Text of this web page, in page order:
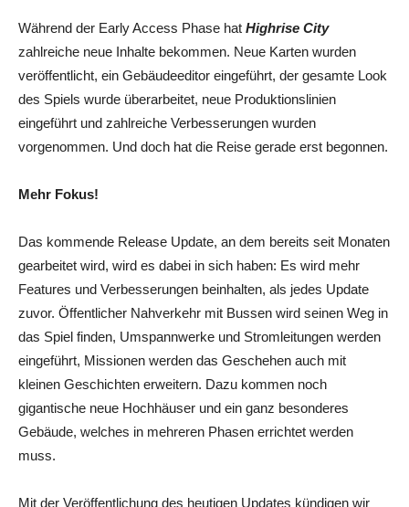
Während der Early Access Phase hat Highrise City
zahlreiche neue Inhalte bekommen. Neue Karten wurden
veröffentlicht, ein Gebäudeeditor eingeführt, der gesamte Look
des Spiels wurde überarbeitet, neue Produktionslinien
eingeführt und zahlreiche Verbesserungen wurden
vorgenommen. Und doch hat die Reise gerade erst begonnen.
Mehr Fokus!
Das kommende Release Update, an dem bereits seit Monaten
gearbeitet wird, wird es dabei in sich haben: Es wird mehr
Features und Verbesserungen beinhalten, als jedes Update
zuvor. Öffentlicher Nahverkehr mit Bussen wird seinen Weg in
das Spiel finden, Umspannwerke und Stromleitungen werden
eingeführt, Missionen werden das Geschehen auch mit
kleinen Geschichten erweitern. Dazu kommen noch
gigantische neue Hochhäuser und ein ganz besonderes
Gebäude, welches in mehreren Phasen errichtet werden
muss.
Mit der Veröffentlichung des heutigen Updates kündigen wir